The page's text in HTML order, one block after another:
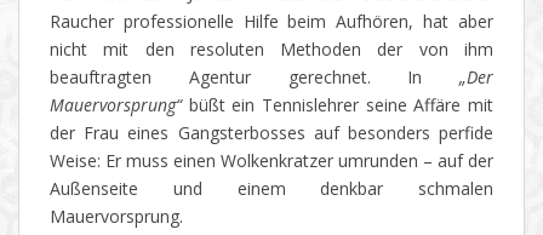
Raucher professionelle Hilfe beim Aufhören, hat aber
nicht mit den resoluten Methoden der von ihm
beauftragten Agentur gerechnet. In „Der
Mauervorsprung“büßt ein Tennislehrer seine Affäre mit
der Frau eines Gangsterbosses auf besonders perfide
Weise: Er muss einen Wolkenkratzer umrunden – auf der
Außenseite und einem denkbar schmalen
Mauervorsprung.